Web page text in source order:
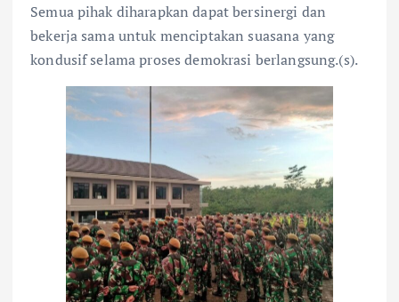
Semua pihak diharapkan dapat bersinergi dan
bekerja sama untuk menciptakan suasana yang
kondusif selama proses demokrasi berlangsung.(s).